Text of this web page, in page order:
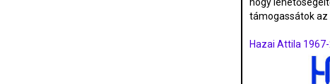
hogy
támogassátok az
Hazai Attila